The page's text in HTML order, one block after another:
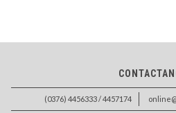
(0376) 4456333 / 4457174